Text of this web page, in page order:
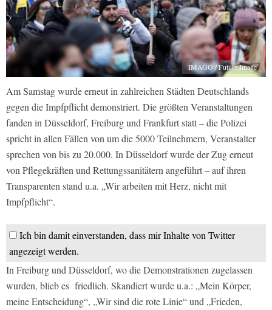
IMAGO / Future Image
Am Samstag wurde erneut in zahlreichen Städten Deutschlands
gegen die Impfpflicht demonstriert. Die größten Veranstaltungen
fanden in Düsseldorf, Freiburg und Frankfurt statt – die Polizei
spricht in allen Fällen von um die 5000 Teilnehmern, Veranstalter
sprechen von bis zu 20.000. In Düsseldorf wurde der Zug erneut
von Pflegekräften und Rettungssanitätern angeführt – auf ihren
Transparenten stand u.a. „Wir arbeiten mit Herz, nicht mit
Impfpflicht“.
Ich bin damit einverstanden, dass mir Inhalte von Twitter
angezeigt werden.
In Freiburg und Düsseldorf, wo die Demonstrationen zugelassen
wurden, blieb es friedlich. Skandiert wurde u.a.: „Mein Körper,
meine Entscheidung“, „Wir sind die rote Linie“ und „Frieden,